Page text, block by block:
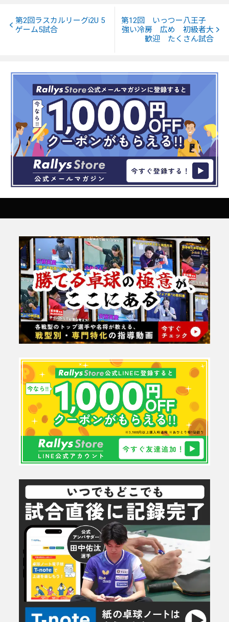
第2回ラスカルリーグi2U 5
ゲーム5試合
第12回 いっつー八王子
強い冷房 広め 初級者大
歓迎 たくさん試合